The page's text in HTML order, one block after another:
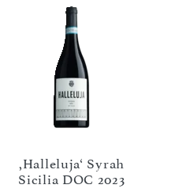
,Halleluja‘ Syrah
Sicilia DOC 2023